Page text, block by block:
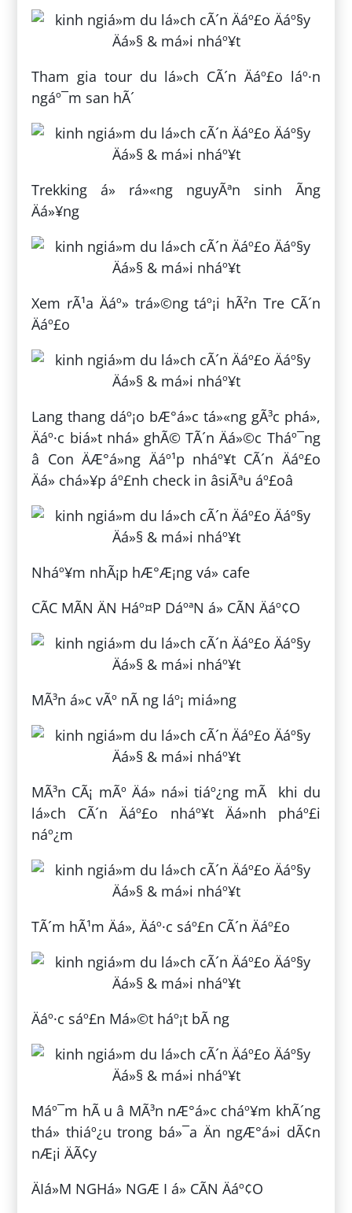
Tham gia tour du lá»ch CÃ´n Äáº£o láº·n
ngáº¯m san hÃ´
Trekking á» rá»«ng nguyÃªn sinh Ãng
Äá»¥ng
Xem rÃ¹a Äáº» trá»©ng táº¡i hÃ²n Tre CÃ´n
Äáº£o
Lang thang dáº¡o bÆ°á»c tá»«ng gÃ³c phá»,
Äáº·c biá»t nhá» ghÃ© TÃ´n Äá»©c Tháº¯ng
â Con ÄÆ°á»ng Äáº¹p nháº¥t CÃ´n Äáº£o
Äá» chá»¥p áº£nh check in âsiÃªu áº£oâ
Nháº¥m nhÃ¡p hÆ°Æ¡ng vá» cafe
CÃC MÃN ÄN Háº¤P DáºªN á» CÃN Äáº¢O
MÃ³n á»c vÃº nÃ ng láº¡ miá»ng
MÃ³n CÃ¡ mÃº Äá» ná»i tiáº¿ng mÃ khi du
lá»ch CÃ´n Äáº£o nháº¥t Äá»nh pháº£i
náº¿m
TÃ´m hÃ¹m Äá», Äáº·c sáº£n CÃ´n Äáº£o
Äáº·c sáº£n Má»©t háº¡t bÃ ng
Máº¯m hÃ u â MÃ³n nÆ°á»c cháº¥m khÃ´ng
thá» thiáº¿u trong bá»¯a Än ngÆ°á»i dÃ¢n
nÆ¡i ÄÃ¢y
ÄIá»M NGHá» NGÆ I á» CÃN Äáº¢O